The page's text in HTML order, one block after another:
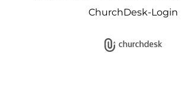
ChurchDesk-Login